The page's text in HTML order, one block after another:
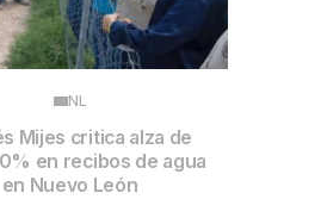
NL
Mijes critica alza de
en recibos de agua
en Nuevo León